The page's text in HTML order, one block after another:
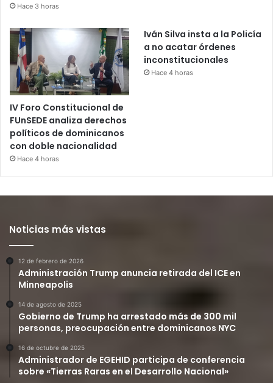
Hace 3 horas
IV Foro Constitucional de
FUnSEDE analiza derechos
políticos de dominicanos
con doble nacionalidad
Hace 4 horas
Iván Silva insta a la Policía
a no acatar órdenes
inconstitucionales
Hace 4 horas
Noticias más vistas
12 de febrero de 2026
Administración Trump anuncia retirada del ICE en
Minneapolis
14 de agosto de 2025
Gobierno de Trump ha arrestado más de 300 mil
personas, preocupación entre dominicanos NYC
16 de octubre de 2025
Administrador de EGEHID participa de conferencia
sobre «Tierras Raras en el Desarrollo Nacional»